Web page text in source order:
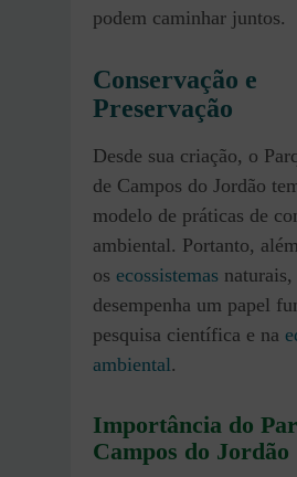
podem caminhar juntos.
Conservação e
Preservação
Desde sua criação, o
de Campos do Jordão
modelo de práticas de
ambiental. Portanto,
os ecossistemas naturais,
desempenha um papel
pesquisa científica e na
ambiental.
Importância do
Campos do Jordão